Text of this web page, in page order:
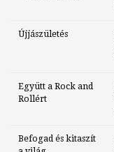
Újjászületés
Együtt a Rock and
Rollért
Befogad és kitaszít